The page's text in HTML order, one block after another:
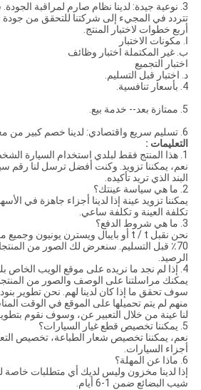
3. نوعية جيدة: لدينا نظام صارم لمراقبة
تتردد في المجيء إلى شركتنا للتحقق من جودة
أربع خطوات لاختبار المنتج.
ا. مكونات الاختبار
ب. غير المكتملة اختبار وظائف
اختبار التجميع
د. اختبار قبل التسليم.
4. بأسعار تنافسية.
5. ممتازة بعد-- خدمة بيع.
6. تسليم سريع واقتصادي: لدينا خصم كبير من معيد (عقد طويل الأجل).
التعليمات :
1. هذا المنتج فقط لبلدي استخدام السيارة الشخصية، يمكنك بيع؟
نعم، يمكننا تزويد. وكنت أفضل ترسل لنا رقم
البند الذي تريد تأكيده.
2. ما هي سياسة عينتك؟
يمكننا تزويد عينة إذا لدينا أجزاء جاهزة في
تكلفة العينة و تكلفة ساعي.
3. ما هي شروط الدفع؟
70٪ قبل التسليم. سنعرض لك الصور من
الرصيد.
4. إذا لم نجد ما نريده على موقع الويب الخاص بك، فماذا نفعل؟
يمكنك مراسلتنا على الوصف والصور من
سوف تحقق ما إذا كان لدينا لهم. نحن تطوير
منهم لم يتم تحميلها على الموقع في الوقت
لنا عينة من خلال التعبير عن، وسوف نقوم
5. يمكننا تخصيص قطع غيار السيارات؟
نعم، يمكننا تخصيص شعار الطباعة، تخصيص
أجزاء السيارات.
6. ماذا عن المهلة؟
إذا لدينا مخزون وليس لديك أي متطلبات خاصة
شيب البضائع ضمن 1-6 أيام.